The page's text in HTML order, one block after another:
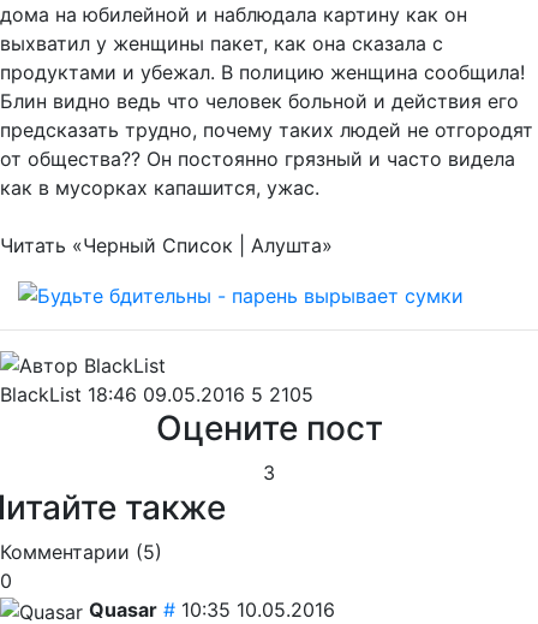
дома на юбилейной и наблюдала картину как он
выхватил у женщины пакет, как она сказала с
продуктами и убежал. В полицию женщина сообщила!
Блин видно ведь что человек больной и действия его
предсказать трудно, почему таких людей не отгородят
от общества?? Он постоянно грязный и часто видела
как в мусорках капашится, ужас.
Читать «Черный Список | Алушта»
BlackList 18:46 09.05.2016 5 2105
Оцените пост
3
также
Комментарии (5)
0
Quasar # 10:35 10.05.2016